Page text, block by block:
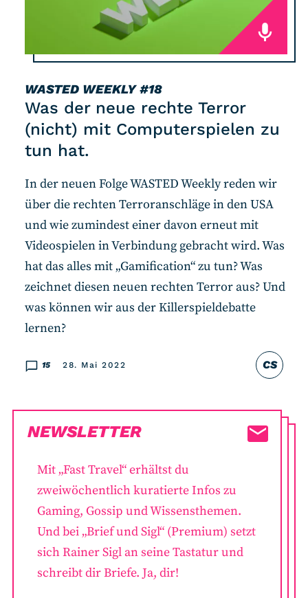
WASTED WEEKLY#18
Was der neue rechte Terror
(nicht) mit Computerspielen zu
tun hat.
CS
15 28. Mai 2022
In der neuen Folge WASTED Weekly reden wir
über die rechten Terroranschläge in den USA
und wie zumindest einer davon erneut mit
Videospielen in Verbindung gebracht wird. Was
hat das alles mit „Gamification“ zu tun? Was
zeichnet diesen neuen rechten Terror aus? Und
was können wir aus der Killerspieldebatte
lernen?
NEWSLETTER
Mit „Fast Travel“ erhältst du
zweiwöchentlich kuratierte Infos zu
Gaming, Gossip und Wissensthemen.
Und bei „Brief und Sigl“ (Premium) setzt
sich Rainer Sigl an seine Tastatur und
schreibt dir Briefe. Ja, dir!